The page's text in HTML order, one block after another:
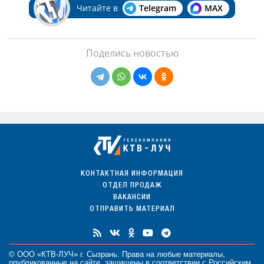
Читайте в Telegram MAX
Поделись новостью
КОНТАКТНАЯ ИНФОРМАЦИЯ
ОТДЕЛ ПРОДАЖ
ВАКАНСИИ
ОТПРАВИТЬ МАТЕРИАЛ
© ООО «КТВ-ЛУЧ» г. Сызрань. Права на любые материалы